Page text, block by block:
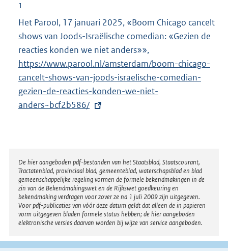
1
Het Parool, 17 januari 2025, «Boom Chicago cancelt
shows van Joods-Israëlische comedian: «Gezien de
reacties konden we niet anders»»,
x
t
e
i
n
k
:
https://www.parool.nl/amsterdam/boom-chicago-
cancelt-shows-van-joods-israelische-comedian-
gezien-de-reacties-konden-we-niet-
anders~bcf2b586/
Disclaimer
De hier aangeboden pdf-bestanden van het Staatsblad, Staatscourant,
Tractatenblad, provinciaal blad, gemeenteblad, waterschapsblad en blad
gemeenschappelijke regeling vormen de formele bekendmakingen in de
zin van de Bekendmakingswet en de Rijkswet goedkeuring en
bekendmaking verdragen voor zover ze na 1 juli 2009 zijn uitgegeven.
Voor pdf-publicaties van vóór deze datum geldt dat alleen de in papieren
vorm uitgegeven bladen formele status hebben; de hier aangeboden
elektronische versies daarvan worden bij wijze van service aangeboden.